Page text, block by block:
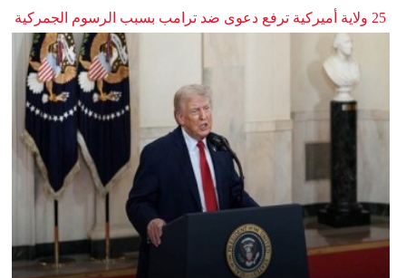
25 ولاية أميركية ترفع دعوى ضد ترامب بسبب الرسوم الجمركية